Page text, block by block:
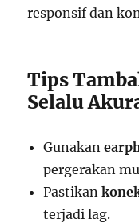
responsif dan
Tips
Selalu
Gunakan
pergerakan
Pastikan
terjadi lag.